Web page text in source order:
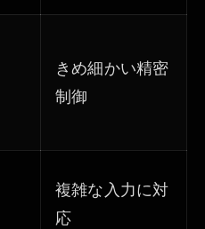
きめ細かい精密
制御
複雑な入力に対
応